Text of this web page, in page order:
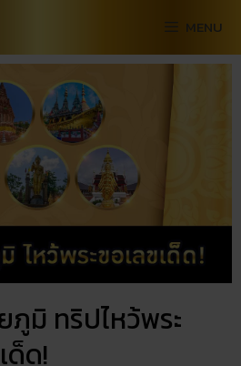
MENU
ภูมิ ทริปไหว้พระ
ด็ด!